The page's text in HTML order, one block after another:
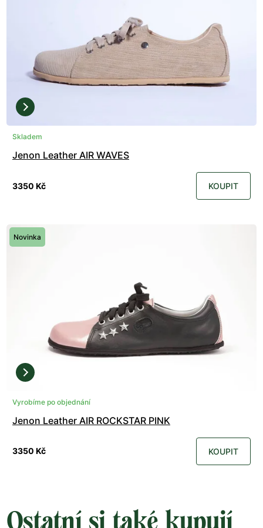
Skladem
Jenon Leather AIR WAVES
3350 Kč KOUPIT
Novinka
Vyrobíme po objednání
Jenon Leather AIR ROCKSTAR PINK
3350 Kč KOUPIT
Ostatní si také kupují